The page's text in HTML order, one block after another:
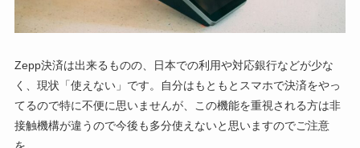
Zepp決済は出来るものの、日本での利用や対応銀行などが少な
く、現状「使えない」です。自分はもともとスマホで決済をやっ
てるので特に不便に思いませんが、この機能を重視される方は非
接触機構が違うので今後も多分使えないと思いますのでご注意